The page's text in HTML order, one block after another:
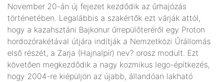
November 20-án új fejezet kezdődik az űrhajózás
történetében. Legalábbis a szakértők ezt várják attól,
hogy a kazahsztáni Bajkonur űrrepülőteréről egy Proton
hordozórakétával útjára indítják a Nemzetközi Űrállomás
első részét, a Zarja (Hajnalpír) nev? orosz modult. Ezt
követően megkezdődik a nagy kozmikus lego-építkezés,
hogy 2004-re kiépüljön az újabb, állandóan lakható